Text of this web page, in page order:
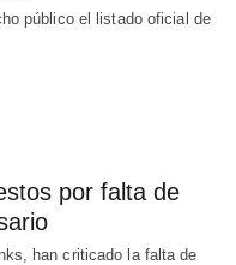
público el listado oficial de
por falta de
han criticado la falta de